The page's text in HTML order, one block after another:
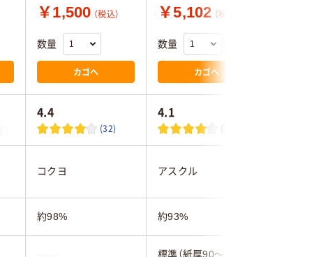
￥1,500 （税込）
数量
カゴへ
￥5,102 （税込）
数量
カゴへ
4.4
(32)
4.1
(365)
コクヨ アスクル
約98% 約93%
標準（紙厚90～